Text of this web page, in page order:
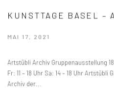
KUNSTTAGE BASEL –
MAI 17, 2021
Artstübli Archiv Gruppenausstellung
Fr: 11 – 18 Uhr Sa: 14 – 18 Uhr
Archiv der...